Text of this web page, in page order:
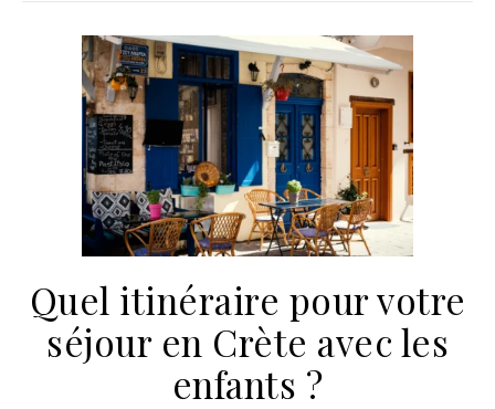
Quel itinéraire pour votre
séjour en Crète avec les
enfants ?